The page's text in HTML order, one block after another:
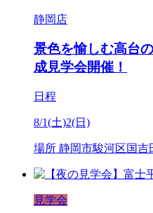
静岡店
景色を愉しむ高台
成見学会開催！
日程
8/1(土)2(日)
場所 静岡市駿河区国吉
見学会